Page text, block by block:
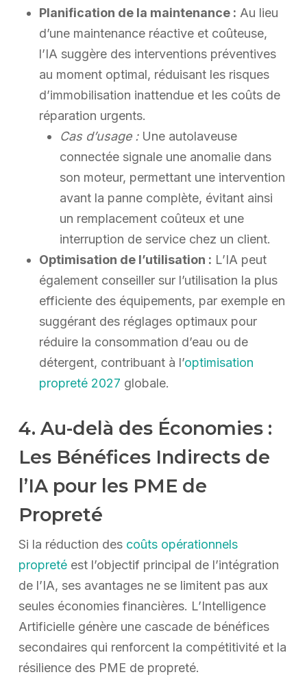
Planification de la maintenance : Au lieu
d’une maintenance réactive et coûteuse,
l’IA suggère des interventions préventives
au moment optimal, réduisant les risques
d’immobilisation inattendue et les coûts de
réparation urgents.
Cas d’usage :Une autolaveuse
connectée signale une anomalie dans
son moteur, permettant une intervention
avant la panne complète, évitant ainsi
un remplacement coûteux et une
interruption de service chez un client.
Optimisation de l’utilisation : L’IA peut
également conseiller sur l’utilisation la plus
efficiente des équipements, par exemple en
suggérant des réglages optimaux pour
réduire la consommation d’eau ou de
détergent, contribuant à l’optimisation
propreté 2027 globale.
4. Au-delà des Économies :
Les Bénéfices Indirects de
l’IA pour les PME de
Propreté
Si la réduction des coûts opérationnels
propretéest l’objectif principal de l’intégration
de l’IA, ses avantages ne se limitent pas aux
seules économies financières. L’Intelligence
Artificielle génère une cascade de bénéfices
secondaires qui renforcent la compétitivité et la
résilience des PME de propreté.